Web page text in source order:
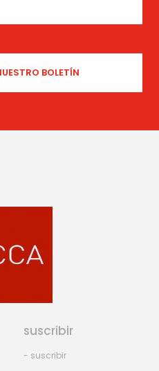
suscribir
- suscribir